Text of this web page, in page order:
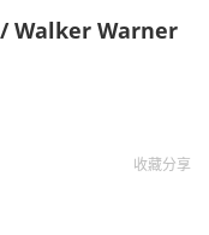
/ Walker Warner
收藏分享